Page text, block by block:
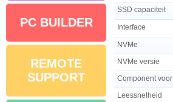
PC BUILDER
REMOTE
SUPPORT
SSD capaciteit
Interface
NVMe
NVMe versie
Component voor
Leessnelheid